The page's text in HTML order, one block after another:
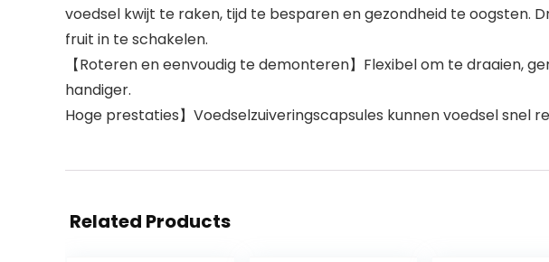
voedsel kwijt te raken, tijd te besparen en gezondheid te oogsten.
fruit in te schakelen.
【Roteren en eenvoudig te demonteren】Flexibel om te draaien,
handiger.
Hoge prestaties】Voedselzuiveringscapsules kunnen voedsel snel
Related Products